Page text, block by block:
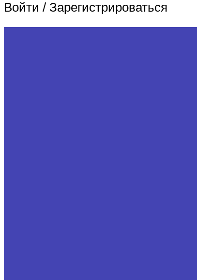
Войти / Зарегистрироваться